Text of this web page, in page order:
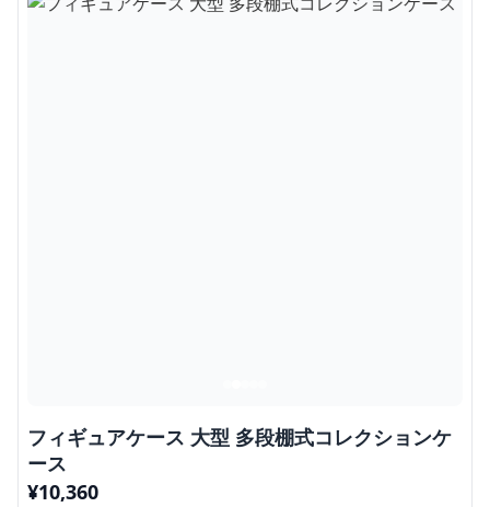
フィギュアケース 大型 多段棚式コレクションケ
ース
¥10,360